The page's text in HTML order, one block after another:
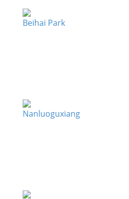
Beihai Park
Nanluoguxiang